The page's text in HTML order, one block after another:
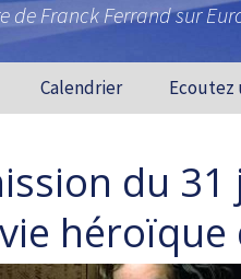
de Franck Ferrand sur
Calendrier Ecoutez
du